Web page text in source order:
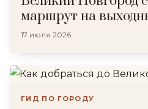
маршрут на
17 июля 2026
ГИД ПО ГОРОДУ